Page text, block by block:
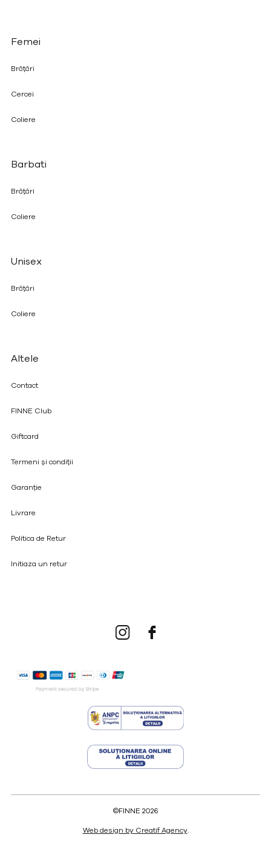
Femei
Brățări
Cercei
Coliere
Barbati
Brățări
Coliere
Unisex
Brățări
Coliere
Altele
Contact
FINNE Club
Giftcard
Termeni și condiții
Garanție
Livrare
Politica de Retur
Initiaza un retur
©FINNE 2026
Web design by Creatif Agency.